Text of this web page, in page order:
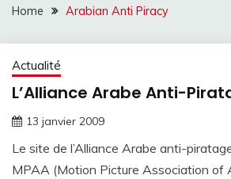
Home Arabian Anti Piracy
Actualité
L’Alliance Arabe Anti-
13 janvier 2009
Le site de l’Alliance Arabe anti-
MPAA (Motion Picture Association of